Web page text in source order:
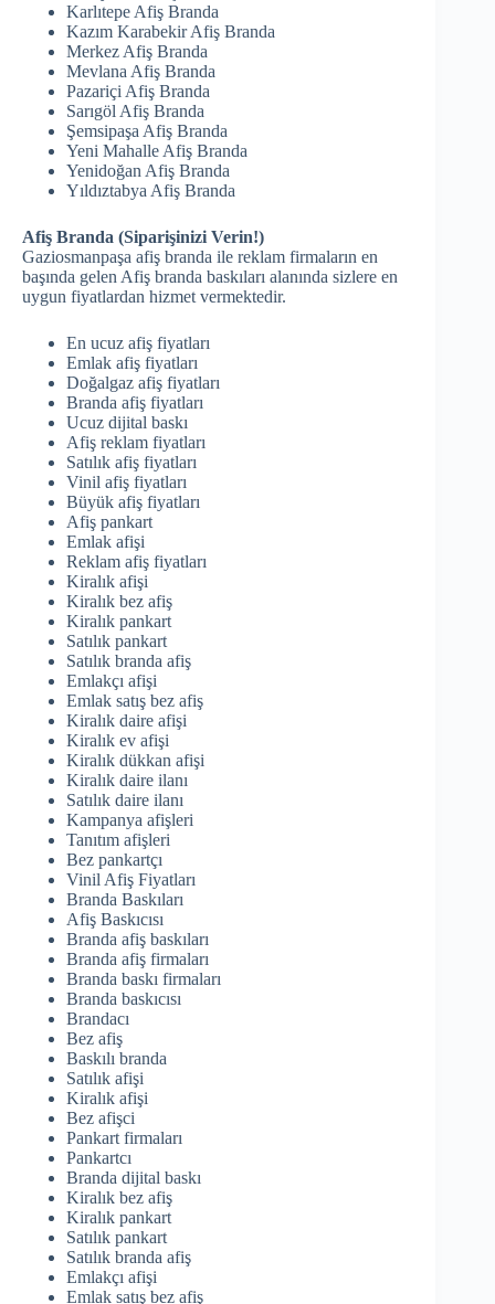
Karlıtepe Afiş Branda
Kazım Karabekir Afiş Branda
Merkez Afiş Branda
Mevlana Afiş Branda
Pazariçi Afiş Branda
Sarıgöl Afiş Branda
Şemsipaşa Afiş Branda
Yeni Mahalle Afiş Branda
Yenidoğan Afiş Branda
Yıldıztabya Afiş Branda
Afiş Branda (Siparişinizi Verin!)
Gaziosmanpaşa afiş branda ile reklam firmaların en
başında gelen Afiş branda baskıları alanında sizlere en
uygun fiyatlardan hizmet vermektedir.
En ucuz afiş fiyatları
Emlak afiş fiyatları
Doğalgaz afiş fiyatları
Branda afiş fiyatları
Ucuz dijital baskı
Afiş reklam fiyatları
Satılık afiş fiyatları
Vinil afiş fiyatları
Büyük afiş fiyatları
Afiş pankart
Emlak afişi
Reklam afiş fiyatları
Kiralık afişi
Kiralık bez afiş
Kiralık pankart
Satılık pankart
Satılık branda afiş
Emlakçı afişi
Emlak satış bez afiş
Kiralık daire afişi
Kiralık ev afişi
Kiralık dükkan afişi
Kiralık daire ilanı
Satılık daire ilanı
Kampanya afişleri
Tanıtım afişleri
Bez pankartçı
Vinil Afiş Fiyatları
Branda Baskıları
Afiş Baskıcısı
Branda afiş baskıları
Branda afiş firmaları
Branda baskı firmaları
Branda baskıcısı
Brandacı
Bez afiş
Baskılı branda
Satılık afişi
Kiralık afişi
Bez afişci
Pankart firmaları
Pankartcı
Branda dijital baskı
Kiralık bez afiş
Kiralık pankart
Satılık pankart
Satılık branda afiş
Emlakçı afişi
Emlak satış bez afiş